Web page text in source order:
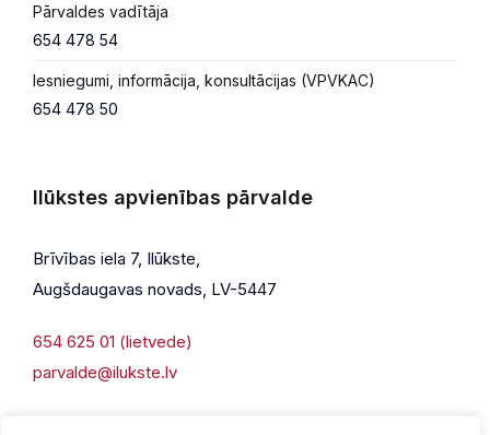
Pārvaldes vadītāja
654 478 54
Iesniegumi, informācija, konsultācijas (VPVKAC)
654 478 50
Ilūkstes apvienības pārvalde
Brīvības iela 7, Ilūkste,
Augšdaugavas novads, LV-5447
654 625 01 (lietvede)
parvalde@ilukste.lv